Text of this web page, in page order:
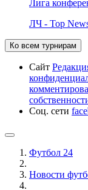
Лига
ЛЧ - Top
Ко всем турнирам
Сайт
Соц. сети
Футбол 24
Новости